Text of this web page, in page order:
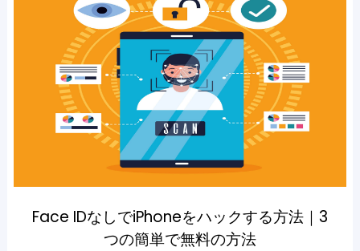
Face IDなしでiPhoneをハックする方法｜3
つの簡単で無料の方法